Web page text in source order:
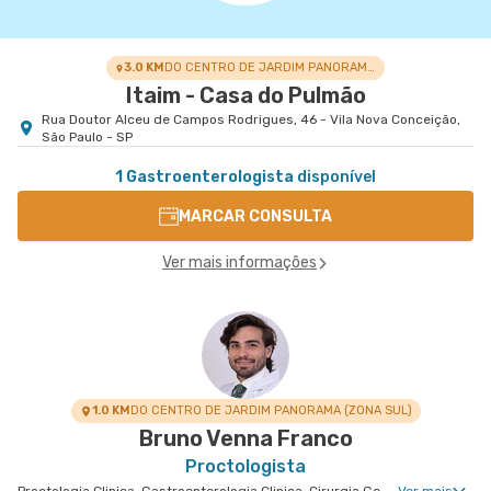
3.0 KM DO CENTRO DE JARDIM PANORAMA (ZONA SUL)
Itaim - Casa do Pulmão
Rua Doutor Alceu de Campos Rodrigues, 46 - Vila Nova Conceição,
São Paulo - SP
1 Gastroenterologista disponível
MARCAR CONSULTA
Ver mais informações
1.0 KMDO CENTRO DE JARDIM PANORAMA (ZONA SUL)
Bruno Venna Franco
Proctologista